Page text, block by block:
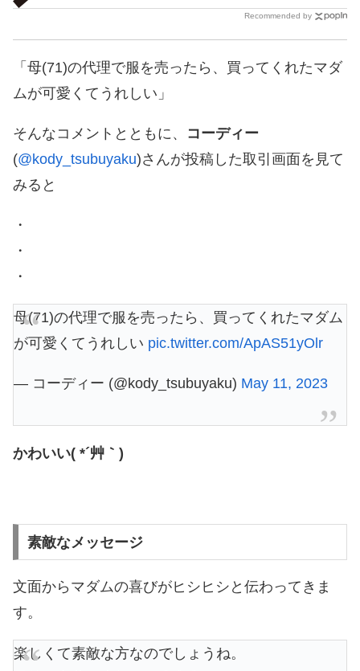
Recommended by
「母(71)の代理で服を売ったら、買ってくれたマダ
ムが可愛くてうれしい」
そんなコメントとともに、 コーディー
(@kody_tsubuyaku)さんが投稿した取引画面を見て
みると
・
・
・
母(71)の代理で服を売ったら、買ってくれたマダム
が可愛くてうれしい pic.twitter.com/ApAS51yOlr
— コーディー (@kody_tsubuyaku) May 11, 2023
かわいい( *´艸｀)
素敵なメッセージ
文面からマダムの喜びがヒシヒシと伝わってきま
す。
楽しくて素敵な方なのでしょうね。